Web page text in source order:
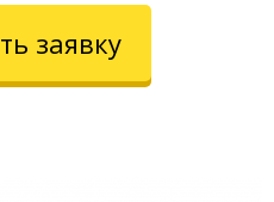
заявку